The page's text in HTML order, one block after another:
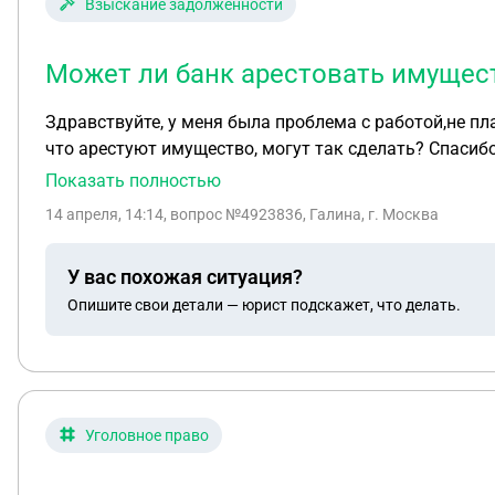
Взыскание задолженности
Может ли банк арестовать
Здравствуйте, у меня была проблема с работой,не платила по кредитной карте,
что арестуют имущество, могут так сделать?
Показать полностью
14 апреля, 14:14, вопрос №4923836, Галина, г. Москва
У вас похожая ситуация?
Опишите свои детали — юрист подскажет, что делать.
Уголовное право